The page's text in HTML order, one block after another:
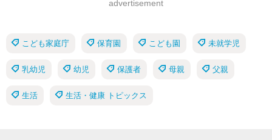
advertisement
こども家庭庁 保育園 こども園 未就学児
乳幼児 幼児 保護者 母親 父親
生活 生活・健康 トピックス